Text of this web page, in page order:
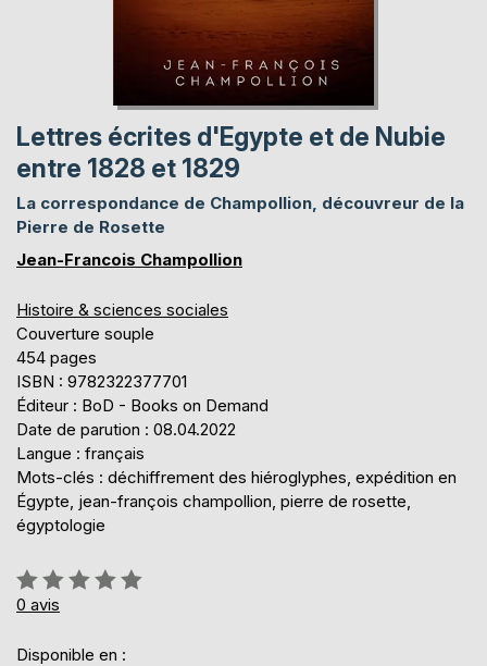
Lettres écrites d'Egypte et de Nubie
entre 1828 et 1829
La correspondance de Champollion, découvreur de la
Pierre de Rosette
Jean-Francois Champollion
Histoire & sciences sociales
Couverture souple
454 pages
ISBN : 9782322377701
Éditeur : BoD - Books on Demand
Date de parution : 08.04.2022
Langue : français
Mots-clés : déchiffrement des hiéroglyphes, expédition en
Égypte, jean-françois champollion, pierre de rosette,
égyptologie
Évaluation:
0%
0 avis
Disponible en :